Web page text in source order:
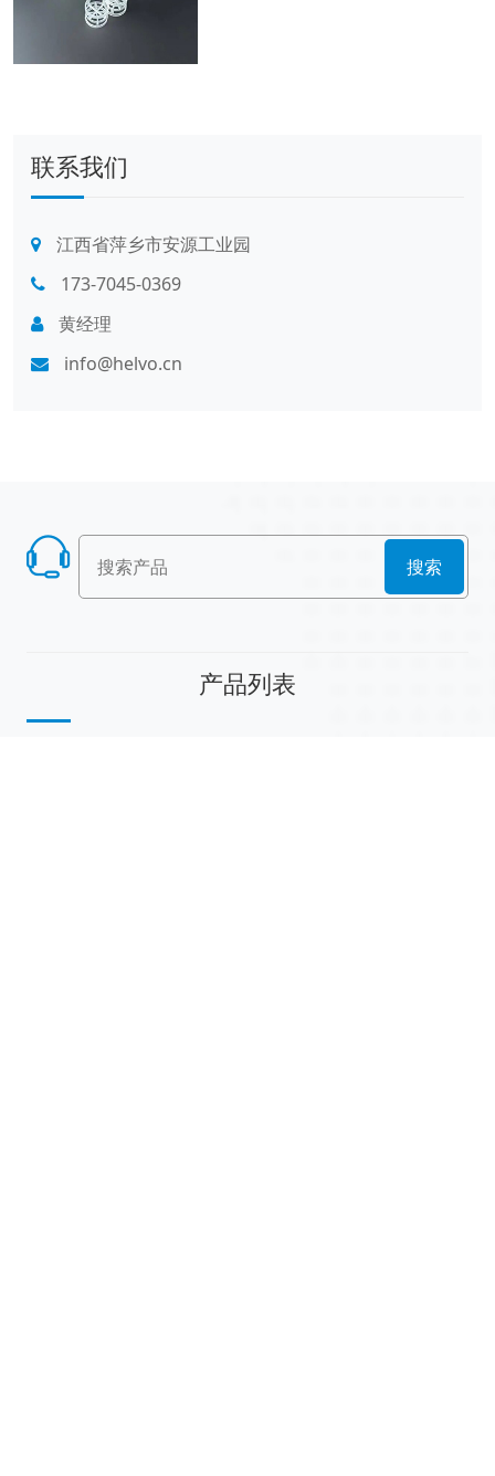
联系我们
江西省萍乡市安源工业园
173-7045-0369
黄经理
info@helvo.cn
搜索
产品列表